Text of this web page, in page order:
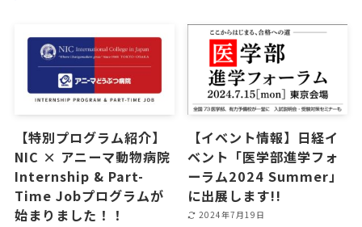
【特別プログラム紹介】
NIC × アニーマ動物病院
Internship & Part-
Time Jobプログラムが
始まりました！！
【イベント情報】日経イ
ベント「医学部進学フォ
ーラム2024 Summer」
に出展します!!
2024年7月19日